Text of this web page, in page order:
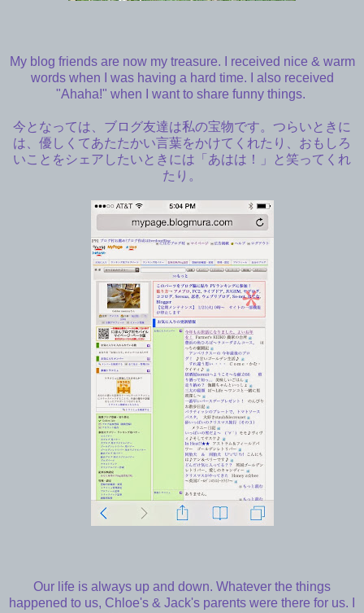
My blog friends are now my treasure. I received nice & warm
words when I was having a hard time. I also received
"Ahaha!" when I want to share funny things.
今となっては、ブログ友達は私の宝物です。つらいときに
は、優しくてあたたかい言葉をかけてくれたり、おもしろ
いことをシェアしたいときには「あはは！」と笑ってくれ
たり。
Our life is always up and down. Whatever the things
happened to us, Chloe's & Jack's parents were there for us. I